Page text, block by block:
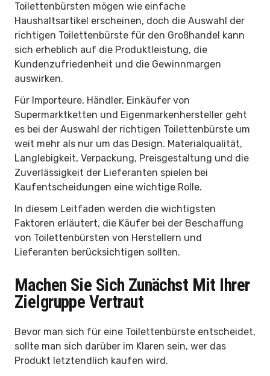
Toilettenbürsten mögen wie einfache
Haushaltsartikel erscheinen, doch die Auswahl der
richtigen Toilettenbürste für den Großhandel kann
sich erheblich auf die Produktleistung, die
Kundenzufriedenheit und die Gewinnmargen
auswirken.
Für Importeure, Händler, Einkäufer von
Supermarktketten und Eigenmarkenhersteller geht
es bei der Auswahl der richtigen Toilettenbürste um
weit mehr als nur um das Design. Materialqualität,
Langlebigkeit, Verpackung, Preisgestaltung und die
Zuverlässigkeit der Lieferanten spielen bei
Kaufentscheidungen eine wichtige Rolle.
In diesem Leitfaden werden die wichtigsten
Faktoren erläutert, die Käufer bei der Beschaffung
von Toilettenbürsten von Herstellern und
Lieferanten berücksichtigen sollten.
Machen Sie Sich Zunächst Mit Ihrer
Zielgruppe Vertraut
Bevor man sich für eine Toilettenbürste entscheidet,
sollte man sich darüber im Klaren sein, wer das
Produkt letztendlich kaufen wird.